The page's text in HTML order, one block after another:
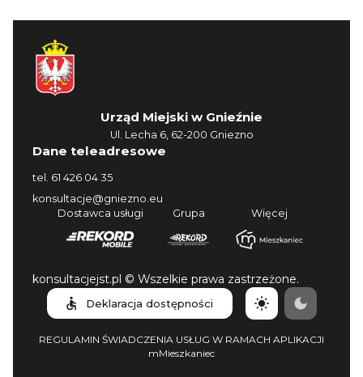
Urząd Miejski w Gnieźnie
Ul. Lecha 6, 62-200 Gniezno
Dane teleadresowe
tel. 61 426 04 35
konsultacje@gniezno.eu
Dostawca usługi
Grupa Więcej
konsultacjejst.pl © Wszelkie prawa zastrzeżone.
Deklaracja dostępności
REGULAMIN ŚWIADCZENIA USŁUG W RAMACH APLIKACJI
mMieszkaniec